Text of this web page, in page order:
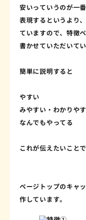
安いっていうのが一
表現するというより
ていますので、特徴
書かせていただいてい
簡単に説明すると
やすい
みやすい・わかりや
なんでもやってる
これが伝えたいことで
ページトップのキャ
作しています。